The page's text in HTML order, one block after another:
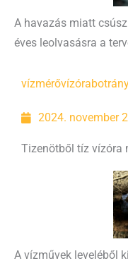
A havazás miatt
éves leolvasásra a
vízmérő
2024. november
Tizenötből tíz vízóra
A vízművek leveléből